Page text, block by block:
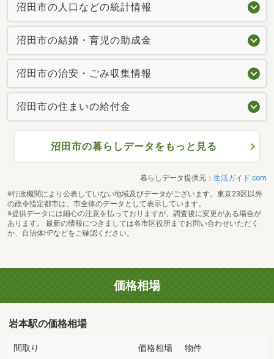
沼田市の人口などの統計情報
沼田市の結婚・育児の助成金
沼田市の治安・ごみ収集情報
沼田市の住まいの給付金
沼田市の暮らしデータをもっと見る
暮らしデータ提供元： 生活ガイド.com
※行政機関により公表していない地域及びデータがございます。東京23区以外
の政令指定都市は、市全体のデータとして表示しています。
※提供データには細心の注意を払っておりますが、調査後に変更がある場合が
あります。 最新の情報につきましては各市区役所までお問い合わせいただく
か、自治体HPなどをご確認ください。
価格相場
岩本駅の価格相場
間取り 価格相場 物件